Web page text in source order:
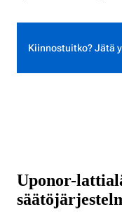
Kiinnostuitko? Jätä
Uponor-